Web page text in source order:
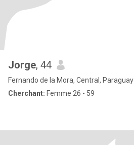
Jorge, 44
Fernando de la Mora, Central, Paraguay
Cherchant: Femme 26 - 59